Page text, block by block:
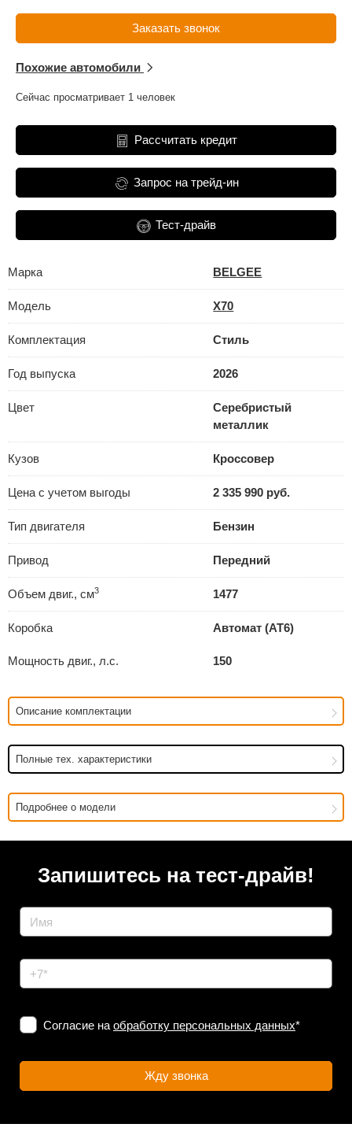
Похожие автомобили
Сейчас просматривает 1 человек
Рассчитать кредит
Запрос на трейд-ин
Тест-драйв
Марка BELGEE
Модель X70
Комплектация Стиль
Год выпуска 2026
Цвет
Серебристый
металлик
Кузов Кроссовер
Цена с учетом выгоды 2 335 990 руб.
Тип двигателя Бензин
Привод Передний
Объем двиг., см3 1477
Коробка Автомат (AT6)
Мощность двиг., л.с. 150
Описание комплектации
Полные тех. характеристики
Подробнее о модели
Запишитесь на тест-драйв!
Согласие на обработку персональных данных*